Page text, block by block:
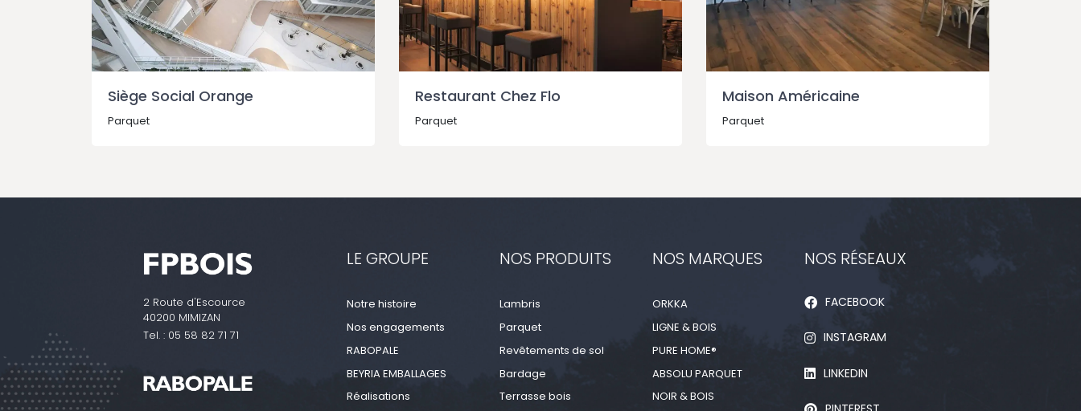
Siège Social Orange
Parquet
Restaurant Chez Flo
Parquet
Maison Américaine
Parquet
2 Route d'Escource
40200 MIMIZAN
Tel. : 05 58 82 71 71
LE GROUPE
Notre histoire
Nos engagements
RABOPALE
BEYRIA EMBALLAGES
Réalisations
NOS PRODUITS
Lambris
Parquet
Revêtements de sol
Bardage
Terrasse bois
NOS MARQUES
ORKKA
LIGNE & BOIS
PURE HOME®
ABSOLU PARQUET
NOIR & BOIS
NOS RÉSEAUX
FACEBOOK
INSTAGRAM
LINKEDIN